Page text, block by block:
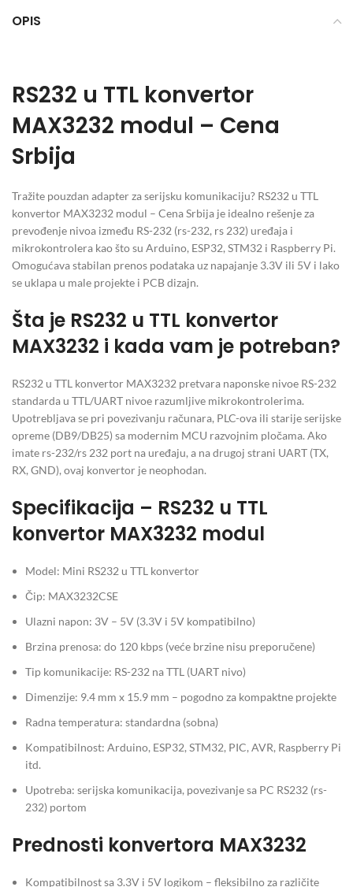
OPIS
RS232 u TTL konvertor
MAX3232 modul – Cena
Srbija
Tražite pouzdan adapter za serijsku komunikaciju? RS232 u TTL
konvertor MAX3232 modul – Cena Srbija je idealno rešenje za
prevođenje nivoa između RS-232 (rs-232, rs 232) uređaja i
mikrokontrolera kao što su Arduino, ESP32, STM32 i Raspberry Pi.
Omogućava stabilan prenos podataka uz napajanje 3.3V ili 5V i lako
se uklapa u male projekte i PCB dizajn.
Šta je RS232 u TTL konvertor
MAX3232 i kada vam je potreban?
RS232 u TTL konvertor MAX3232 pretvara naponske nivoe RS-232
standarda u TTL/UART nivoe razumljive mikrokontrolerima.
Upotrebljava se pri povezivanju računara, PLC-ova ili starije serijske
opreme (DB9/DB25) sa modernim MCU razvojnim pločama. Ako
imate rs-232/rs 232 port na uređaju, a na drugoj strani UART (TX,
RX, GND), ovaj konvertor je neophodan.
Specifikacija – RS232 u TTL
konvertor MAX3232 modul
Model: Mini RS232 u TTL konvertor
Čip: MAX3232CSE
Ulazni napon: 3V – 5V (3.3V i 5V kompatibilno)
Brzina prenosa: do 120 kbps (veće brzine nisu preporučene)
Tip komunikacije: RS-232 na TTL (UART nivo)
Dimenzije: 9.4 mm x 15.9 mm – pogodno za kompaktne projekte
Radna temperatura: standardna (sobna)
Kompatibilnost: Arduino, ESP32, STM32, PIC, AVR, Raspberry Pi
itd.
Upotreba: serijska komunikacija, povezivanje sa PC RS232 (rs-
232) portom
Prednosti konvertora MAX3232
Kompatibilnost sa 3.3V i 5V logikom – fleksibilno za različite